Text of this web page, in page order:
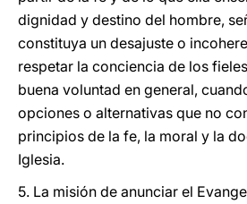
dignidad y destino del hombre,
constituya un desajuste o
respetar la conciencia de los
buena voluntad en general,
opciones o alternativas que no
principios de la fe, la moral y la
Iglesia.
5. La misión de anunciar el